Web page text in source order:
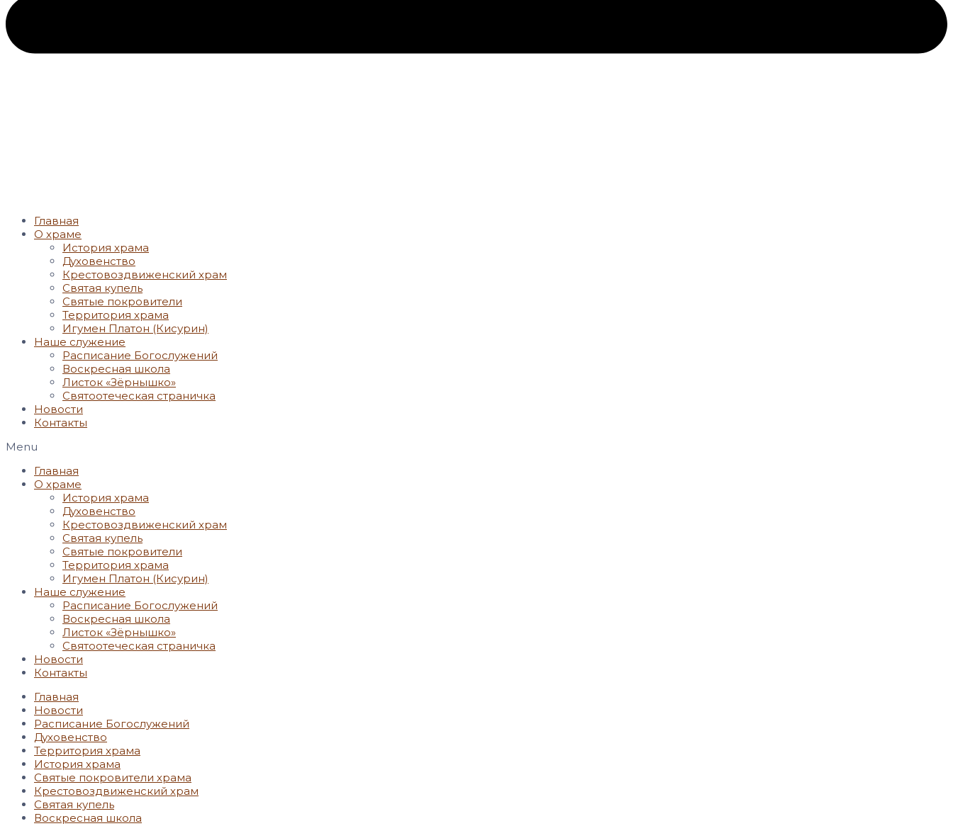
Главная
О храме
История храма
Духовенство
Крестовоздвиженский храм
Святая купель
Святые покровители
Территория храма
Игумен Платон (Кисурин)
Наше служение
Расписание Богослужений
Воскресная школа
Листок «Зёрнышко»
Святоотеческая страничка
Новости
Контакты
Menu
Главная
О храме
История храма
Духовенство
Крестовоздвиженский храм
Святая купель
Святые покровители
Территория храма
Игумен Платон (Кисурин)
Наше служение
Расписание Богослужений
Воскресная школа
Листок «Зёрнышко»
Святоотеческая страничка
Новости
Контакты
Главная
Новости
Расписание Богослужений
Духовенство
Территория храма
История храма
Святые покровители храма
Крестовоздвиженский храм
Святая купель
Воскресная школа